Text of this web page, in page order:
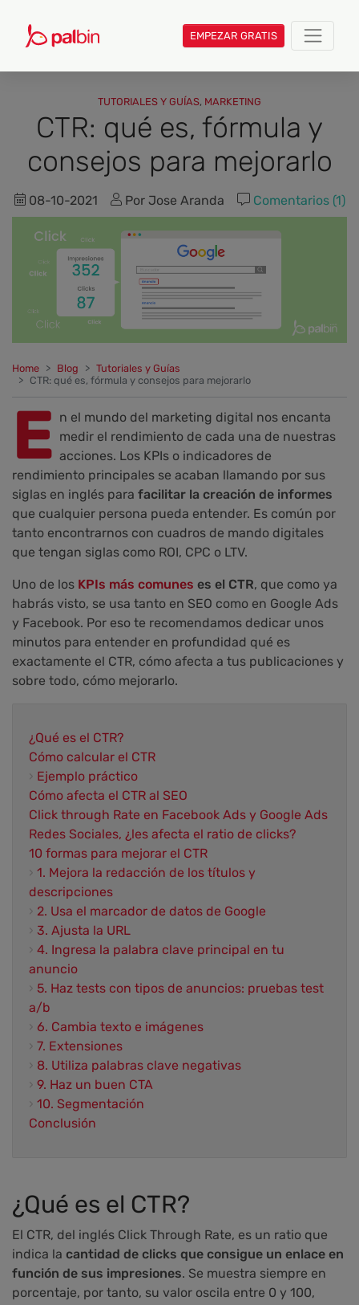
EMPEZAR GRATIS
TUTORIALES Y GUÍAS, MARKETING
CTR: qué es, fórmula y
consejos para mejorarlo
08-10-2021 Por Jose Aranda Comentarios (1)
Home Blog
Tutoriales y Guías
CTR: qué es, fórmula y consejos para mejorarlo
E n el mundo del marketing digital nos encanta
medir el rendimiento de cada una de nuestras
acciones. Los KPIs o indicadores de
rendimiento principales se acaban llamando por sus
siglas en inglés para facilitar la creación de informes
que cualquier persona pueda entender. Es común por
tanto encontrarnos con cuadros de mando digitales
que tengan siglas como ROI, CPC o LTV.
Uno de los KPIs más comunes es el CTR, que como ya
habrás visto, se usa tanto en SEO como en Google Ads
y Facebook. Por eso te recomendamos dedicar unos
minutos para entender en profundidad qué es
exactamente el CTR, cómo afecta a tus publicaciones y
sobre todo, cómo mejorarlo.
¿Qué es el CTR?
Cómo calcular el CTR
› Ejemplo práctico
Cómo afecta el CTR al SEO
Click through Rate en Facebook Ads y Google Ads
Redes Sociales, ¿les afecta el ratio de clicks?
10 formas para mejorar el CTR
› 1. Mejora la redacción de los títulos y
descripciones
› 2. Usa el marcador de datos de Google
› 3. Ajusta la URL
› 4. Ingresa la palabra clave principal en tu
anuncio
› 5. Haz tests con tipos de anuncios: pruebas test
a/b
› 6. Cambia texto e imágenes
› 7. Extensiones
› 8. Utiliza palabras clave negativas
› 9. Haz un buen CTA
› 10. Segmentación
Conclusión
¿Qué es el CTR?
El CTR, del inglés Click Through Rate, es un ratio que
indica la cantidad de clicks que consigue un enlace en
función de sus impresiones. Se muestra siempre en
porcentaje, por tanto, su valor oscila entre 0 y 100,